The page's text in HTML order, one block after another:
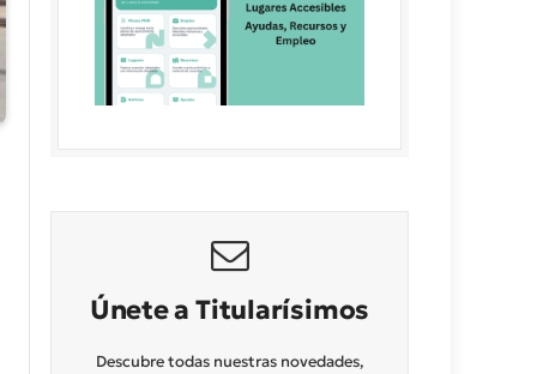
Únete a Titularísimos
Descubre todas nuestras novedades,